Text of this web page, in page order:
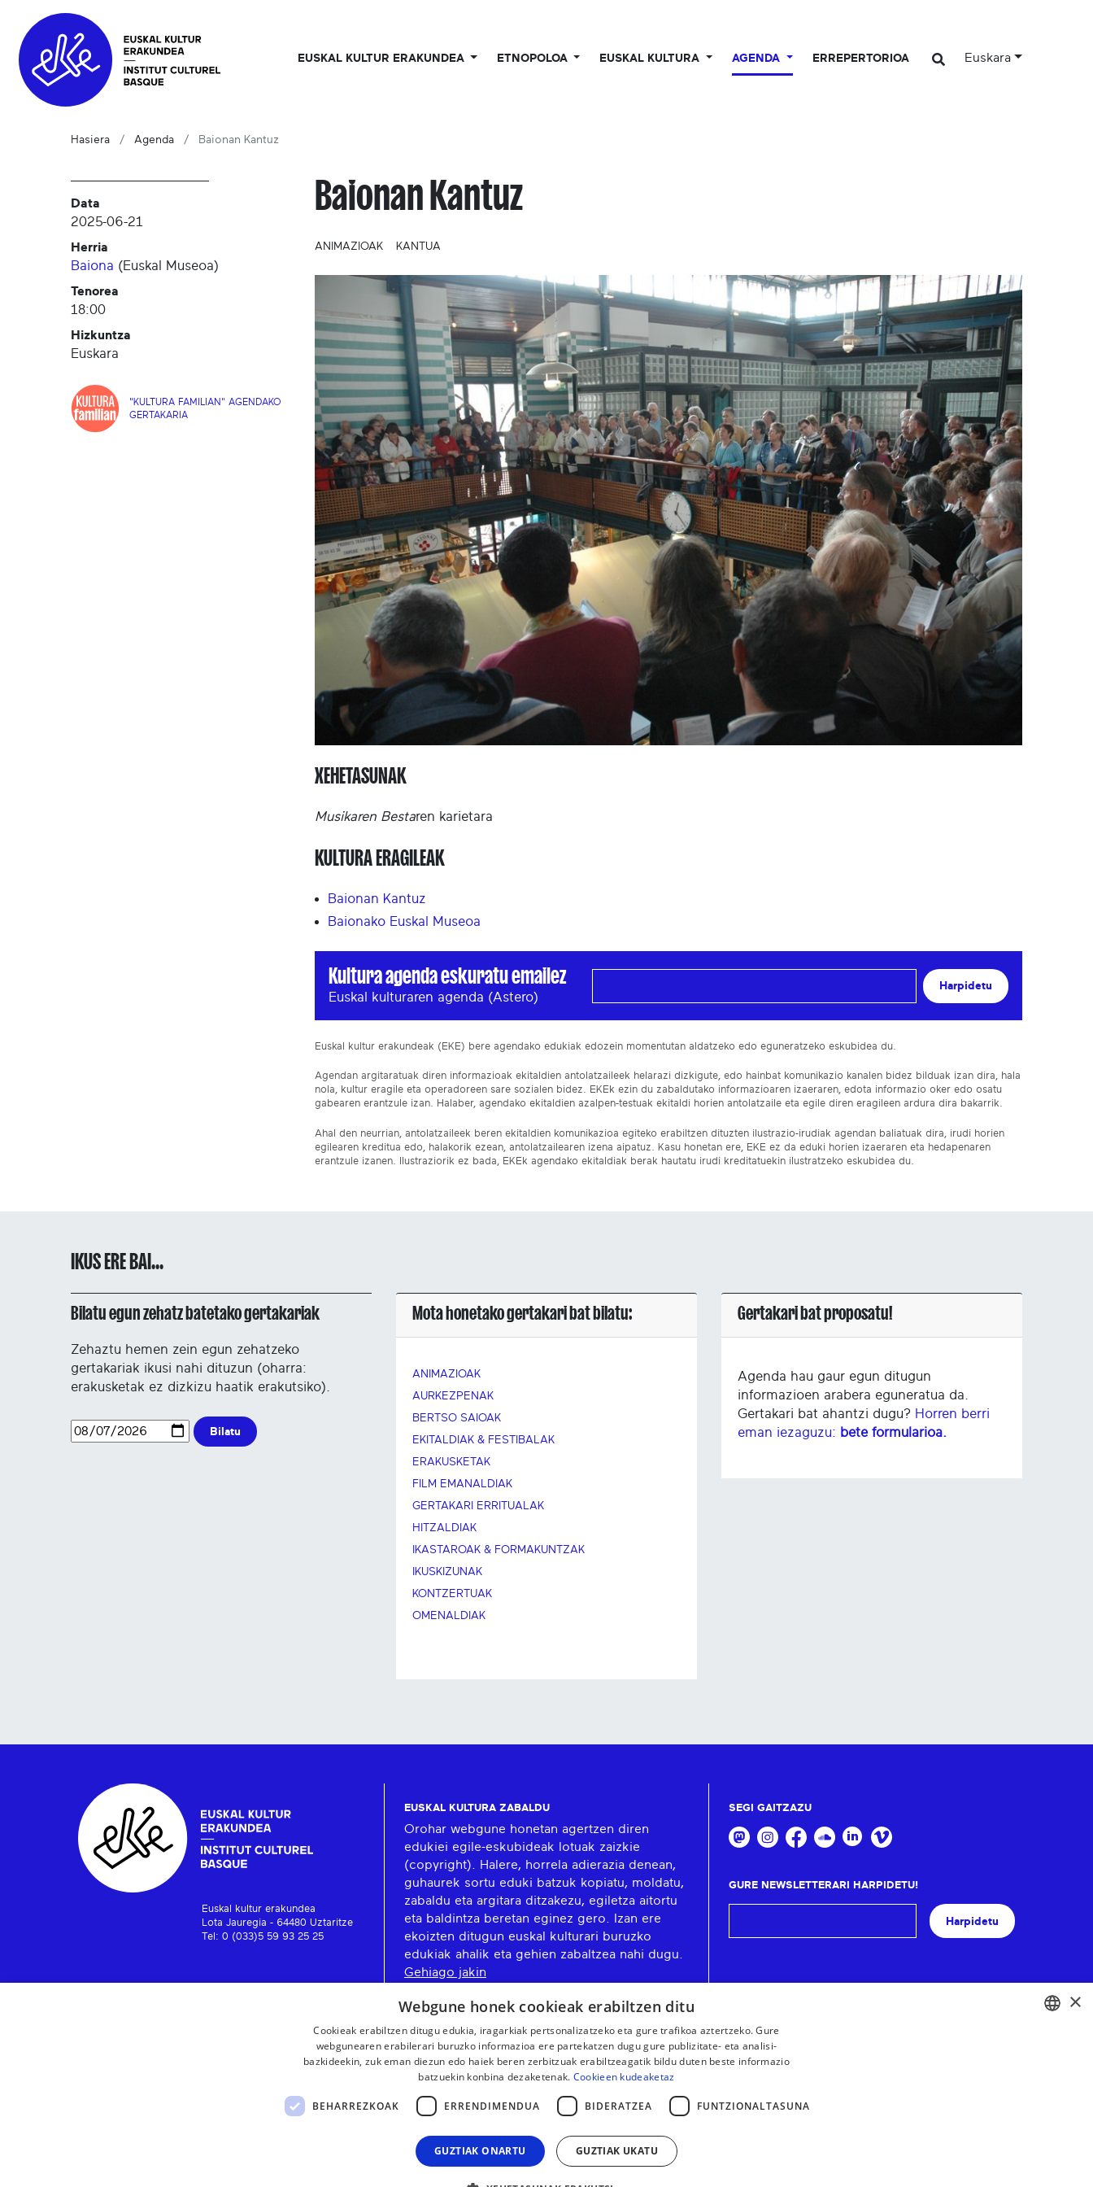
EUSKAL KULTUR ERAKUNDEA ETNOPOLOA EUSKAL KULTURA AGENDA ERREPERTORIOA Euskara
Hasiera Agenda Baionan Kantuz
Data
2025-06-21
Herria
Baiona (Euskal Museoa)
Tenorea
18:00
Hizkuntza
Euskara
"KULTURA FAMILIAN" AGENDAKO
GERTAKARIA
Baionan Kantuz
ANIMAZIOAK KANTUA
XEHETASUNAK
Musikaren Bestaren karietara
KULTURA ERAGILEAK
Baionan Kantuz
Baionako Euskal Museoa
Kultura agenda eskuratu emailez
Euskal kulturaren agenda (Astero)
Harpidetu
Euskal kultur erakundeak (EKE) bere agendako edukiak edozein momentutan aldatzeko edo eguneratzeko eskubidea du.
Agendan argitaratuak diren informazioak ekitaldien antolatzaileek helarazi dizkigute, edo hainbat komunikazio kanalen bidez bilduak izan dira, hala
nola, kultur eragile eta operadoreen sare sozialen bidez. EKEk ezin du zabaldutako informazioaren izaeraren, edota informazio oker edo osatu
gabearen erantzule izan. Halaber, agendako ekitaldien azalpen-testuak ekitaldi horien antolatzaile eta egile diren eragileen ardura dira bakarrik.
Ahal den neurrian, antolatzaileek beren ekitaldien komunikazioa egiteko erabiltzen dituzten ilustrazio-irudiak agendan baliatuak dira, irudi horien
egilearen kreditua edo, halakorik ezean, antolatzailearen izena aipatuz. Kasu honetan ere, EKE ez da eduki horien izaeraren eta hedapenaren
erantzule izanen. Ilustraziorik ez bada, EKEk agendako ekitaldiak berak hautatu irudi kreditatuekin ilustratzeko eskubidea du.
IKUS ERE BAI...
Bilatu egun zehatz batetako gertakariak
Zehaztu hemen zein egun zehatzeko
gertakariak ikusi nahi dituzun (oharra:
erakusketak ez dizkizu haatik erakutsiko).
Bilatu
Mota honetako gertakari bat bilatu:
ANIMAZIOAK
AURKEZPENAK
BERTSO SAIOAK
EKITALDIAK & FESTIBALAK
ERAKUSKETAK
FILM EMANALDIAK
GERTAKARI ERRITUALAK
HITZALDIAK
IKASTAROAK & FORMAKUNTZAK
IKUSKIZUNAK
KONTZERTUAK
OMENALDIAK
Gertakari bat proposatu!
Agenda hau gaur egun ditugun
informazioen arabera eguneratua da.
Gertakari bat ahantzi dugu? Horren berri
eman iezaguzu: bete formularioa.
Euskal kultur erakundea
Lota Jauregia - 64480 Uztaritze
Tel: 0 (033)5 59 93 25 25
EUSKAL KULTURA ZABALDU
Orohar webgune honetan agertzen diren
edukiei egile-eskubideak lotuak zaizkie
(copyright). Halere, horrela adierazia denean,
guhaurek sortu eduki batzuk kopiatu, moldatu,
zabaldu eta argitara ditzakezu, egiletza aitortu
eta baldintza beretan eginez gero. Izan ere
ekoizten ditugun euskal kulturari buruzko
edukiak ahalik eta gehien zabaltzea nahi dugu.
Gehiago jakin
SEGI GAITZAZU
GURE NEWSLETTERARI HARPIDETU!
Harpidetu
×
Webgune honek cookieak erabiltzen ditu
Cookieak erabiltzen ditugu edukia, iragarkiak pertsonalizatzeko eta gure trafikoa aztertzeko. Gure
webgunearen erabilerari buruzko informazioa ere partekatzen dugu gure publizitate- eta analisi-
bazkideekin, zuk eman diezun edo haiek beren zerbitzuak erabiltzeagatik bildu duten beste informazio
batzuekin konbina dezaketenak. Cookieen kudeaketaz
BEHARREZKOAK ERRENDIMENDUA BIDERATZEA FUNTZIONALTASUNA
GUZTIAK ONARTU GUZTIAK UKATU